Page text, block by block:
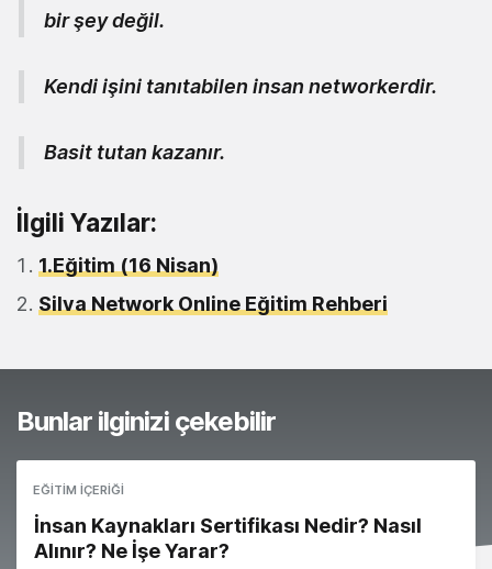
bir şey değil.
Kendi işini tanıtabilen insan networkerdir.
Basit tutan kazanır.
İlgili Yazılar:
1.Eğitim (16 Nisan)
Silva Network Online Eğitim Rehberi
Bunlar ilginizi çekebilir
EĞITIM İÇERIĞI
İnsan Kaynakları Sertifikası Nedir? Nasıl
Alınır? Ne İşe Yarar?